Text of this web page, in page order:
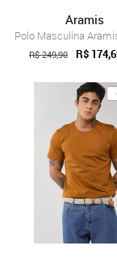
Aramis
Polo Masculina
R$ 249,90 R$